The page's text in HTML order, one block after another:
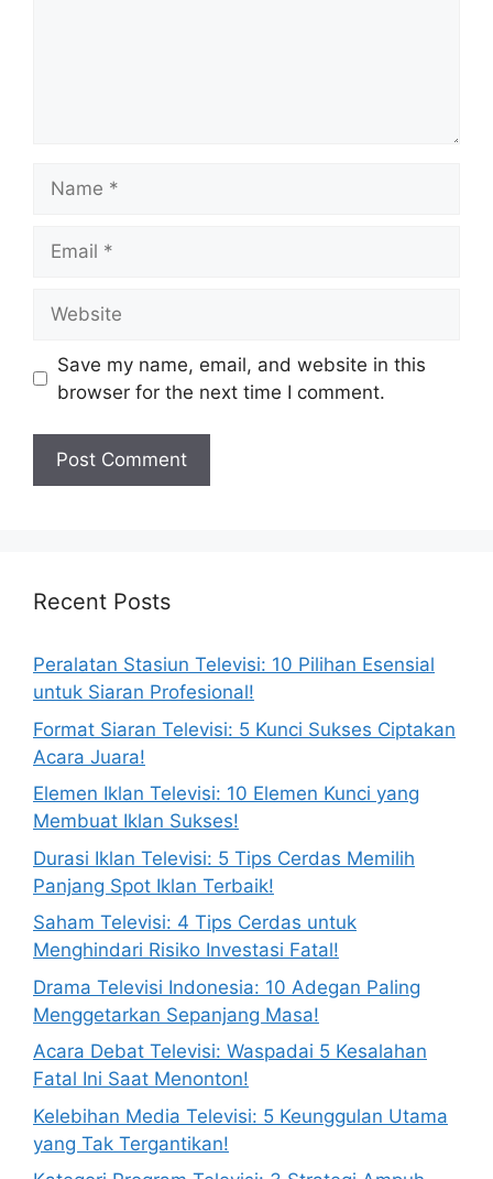
Save my name, email, and website in this
browser for the next time I comment.
Recent Posts
Peralatan Stasiun Televisi: 10 Pilihan Esensial
untuk Siaran Profesional!
Format Siaran Televisi: 5 Kunci Sukses Ciptakan
Acara Juara!
Elemen Iklan Televisi: 10 Elemen Kunci yang
Membuat Iklan Sukses!
Durasi Iklan Televisi: 5 Tips Cerdas Memilih
Panjang Spot Iklan Terbaik!
Saham Televisi: 4 Tips Cerdas untuk
Menghindari Risiko Investasi Fatal!
Drama Televisi Indonesia: 10 Adegan Paling
Menggetarkan Sepanjang Masa!
Acara Debat Televisi: Waspadai 5 Kesalahan
Fatal Ini Saat Menonton!
Kelebihan Media Televisi: 5 Keunggulan Utama
yang Tak Tergantikan!